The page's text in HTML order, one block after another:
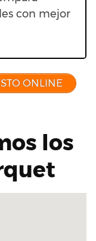
con mejor
ONLINE
los